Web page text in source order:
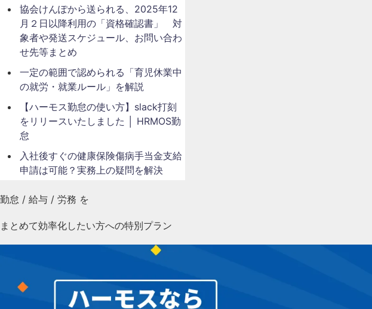
協会けんぽから送られる、2025年12
月２日以降利用の「資格確認書」 対
象者や発送スケジュール、お問い合わ
せ先等まとめ
一定の範囲で認められる「育児休業中
の就労・就業ルール」を解説
【ハーモス勤怠の使い方】slack打刻
をリリースいたしました │ HRMOS勤
怠
入社後すぐの健康保険傷病手当金支給
申請は可能？実務上の疑問を解決
勤怠 / 給与 / 労務 を
まとめて効率化したい方への特別プラン